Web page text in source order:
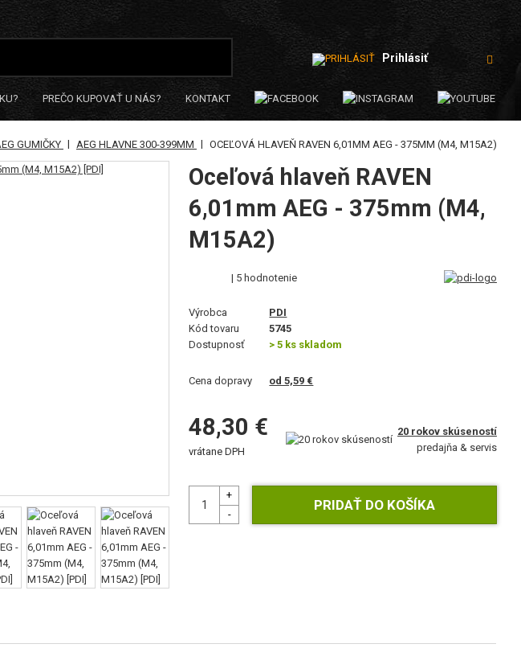
Prihlásiť
PREČO KUPOVAŤ U NÁS? KONTAKT
GUMIČKY | AEG HLAVNE 300-399MM | OCEĽOVÁ HLAVEŇ RAVEN 6,01MM AEG - 375MM (M4, M15A2)
Oceľová hlaveň RAVEN
6,01mm AEG - 375mm (M4,
M15A2)
| 5 hodnotenie
Výrobca
PDI
Kód tovaru
5745
Dostupnosť
> 5 ks skladom
Cena dopravy od 5,59 €
48,30 €
vrátane DPH
20 rokov skúseností
predajňa & servis